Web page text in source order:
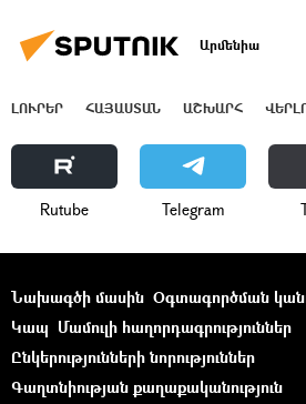
Արմենիա
ԼՈՒՐԵՐ ՀԱՅԱՍՏԱՆ ԱՇԽԱՐՀ
Rutube Telegram
Նախագծի մասին Օգտագործման
Կապ Մամուլի հաղորդագրություններ
Ընկերությունների նորություններ
Գաղտնիության քաղաքականություն